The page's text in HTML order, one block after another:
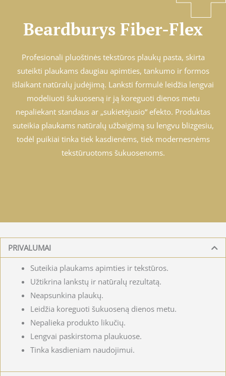
Beardburys Fiber-Flex
Profesionali pluoštinės tekstūros plaukų pasta, skirta
suteikti plaukams daugiau apimties, tankumo ir formos
išlaikant natūralų judėjimą. Lanksti formulė leidžia lengvai
modeliuoti šukuoseną ir ją koreguoti dienos metu
nepaliekant standaus ar „sukietėjusio“ efekto. Produktas
suteikia plaukams natūralų užbaigimą su lengvu blizgesiu,
todėl puikiai tinka tiek kasdienėms, tiek modernesnėms
tekstūruotoms šukuosenoms.
PRIVALUMAI
Suteikia plaukams apimties ir tekstūros.
Užtikrina lankstų ir natūralų rezultatą.
Neapsunkina plaukų.
Leidžia koreguoti šukuoseną dienos metu.
Nepalieka produkto likučių.
Lengvai paskirstoma plaukuose.
Tinka kasdieniam naudojimui.